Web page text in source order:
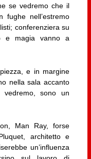
se vedremo che il
fughe nell’estremo
conferenziera su
e magia vanno a
e in margine
nella sala accanto
vedremo, sono un
Man Ray, forse
architetto e
un’influenza